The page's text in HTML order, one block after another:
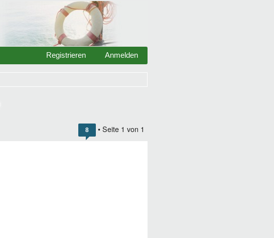
Anmelden
Registrieren
8 • Seite 1 von 1